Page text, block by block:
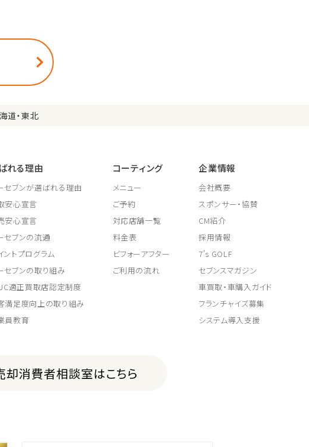
道・東北
れる理由
セブンが選ばれる理由
安心宣言
安心宣言
セブンの流通
ントプログラム
セブンの取り組み
適正買取店認定制度
満足度向上の取り組み
員教育
コーティング
メニュー
ご予約
対応店舗一覧
料金表
ビフォーアフター
ご利用の流れ
企業情報
会社概要
スポンサー・協賛
CM紹介
採用情報
7's GOLF
セブンスマガジン
車買取・車購入ガイド
フランチャイズ募集
システム導入支援
却消費者相談室はこちら